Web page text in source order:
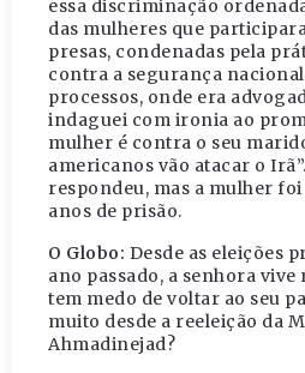
essa discriminação
das mulheres que
presas, condenadas pela
contra a segurança
processos, onde era
indaguei com ironia ao
mulher é contra o seu
americanos vão atacar o
respondeu, mas a mulher
anos de prisão.
O Globo: Desde as eleições
ano passado, a senhora
tem medo de voltar ao seu
muito desde a reeleição da
Ahmadinejad?